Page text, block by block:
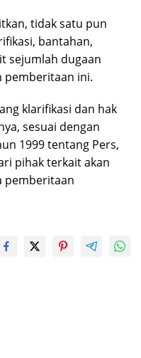
tidak satu pun
bantahan,
sejumlah dugaan
pemberitaan ini.
klarifikasi dan hak
sesuai dengan
1999 tentang Pers,
pihak terkait akan
pemberitaan